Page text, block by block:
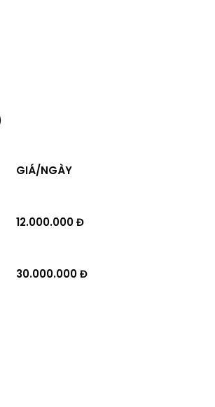
GIÁ/NGÀY
12.000.000 Đ
30.000.000 Đ